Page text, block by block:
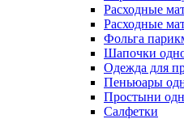
Расходные
Расходные
Фольга
Шапочки
Одежда для
Пеньюары
Простыни
Салфетки